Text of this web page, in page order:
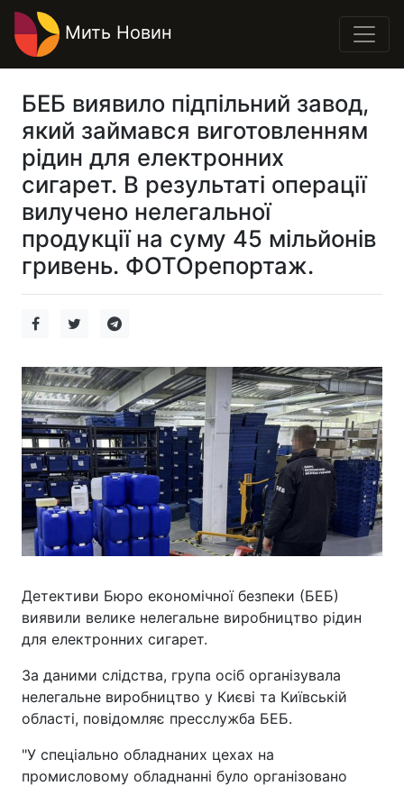
Мить Новин
БЕБ виявило підпільний завод,
який займався виготовленням
рідин для електронних
сигарет. В результаті операції
вилучено нелегальної
продукції на суму 45 мільйонів
гривень. ФОТОрепортаж.
Детективи Бюро економічної безпеки (БЕБ)
виявили велике нелегальне виробництво рідин
для електронних сигарет.
За даними слідства, група осіб організувала
нелегальне виробництво у Києві та Київській
області, повідомляє пресслужба БЕБ.
"У спеціально обладнаних цехах на
промисловому обладнанні було організовано